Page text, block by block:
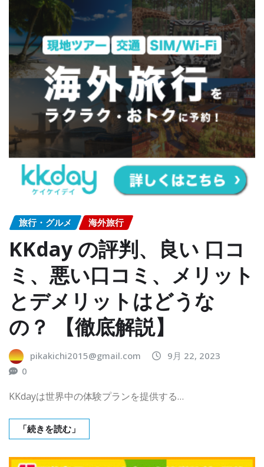
旅行・グルメ 海外旅行
KKday の評判、良い 口コ
ミ、悪い口コミ、メリット
とデメリットはどうな
の？ 【徹底解説】
pikakichi2015@gmail.com
9月 22, 2023
0
KKdayは世界中の体験プランを提供する…
「続きを読む」